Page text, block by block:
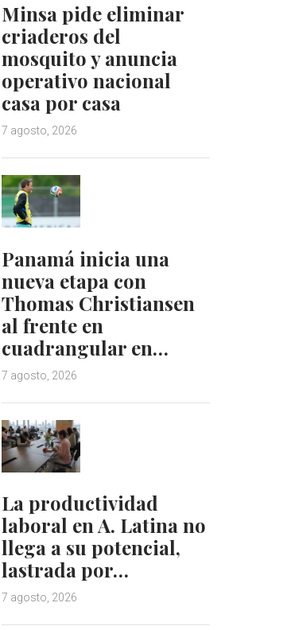
Minsa pide eliminar
criaderos del
mosquito y anuncia
operativo nacional
casa por casa
7 agosto, 2026
Panamá inicia una
nueva etapa con
Thomas Christiansen
al frente en
cuadrangular en…
7 agosto, 2026
La productividad
laboral en A. Latina no
llega a su potencial,
lastrada por…
7 agosto, 2026